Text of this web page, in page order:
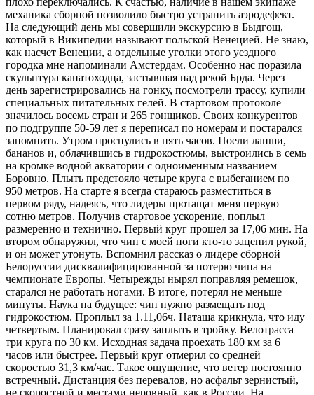
механика сборной позволило быстро устранить аэродефект.
На следующий день мы совершили экскурсию в Быдгощ,
который в Википедии называют польской Венецией. Не знаю,
как насчет Венеции, а отдельные уголки этого уездного
городка мне напоминали Амстердам. Особенно нас поразила
скульптура канатоходца, застывшая над рекой Брда. Через
день зарегистрировались на гонку, посмотрели трассу, купили
специальных питательных гелей. В стартовом протоколе
значилось восемь стран и 265 гонщиков. Своих конкурентов
по подгруппе 50-59 лет я переписал по номерам и постарался
запомнить. Утром проснулись в пять часов. Поели лапши,
бананов и, облачившись в гидрокостюмы, выстроились в семь
на кромке водной акватории с одноименным названием
Боровно. Плыть предстояло четыре круга с выбеганием по
950 метров. На старте я всегда стараюсь разместиться в
первом ряду, надеясь, что лидеры протащат меня первую
сотню метров. Получив стартовое ускорение, поплыл
размеренно и технично. Первый круг прошел за 17,06 мин. На
втором обнаружил, что чип с моей ноги кто-то зацепил рукой,
и он может утонуть. Вспомнил рассказ о лидере сборной
Белоруссии дисквалифицированной за потерю чипа на
чемпионате Европы. Четырежды нырял поправляя ремешок,
старался не работать ногами. В итоге, потерял не меньше
минуты. Наука на будущее: чип нужно размещать под
гидрокостюм. Проплыл за 1.11,06ч. Наташа крикнула, что иду
четвертым. Планировал сразу заплыть в тройку. Велотрасса –
три круга по 30 км. Исходная задача проехать 180 км за 6
часов или быстрее. Первый круг отмерил со средней
скоростью 31,3 км/час. Такое ощущение, что ветер постоянно
встречный. Дистанция без перевалов, но асфальт зернистый,
не скоростной и местами неровный, как в России. На